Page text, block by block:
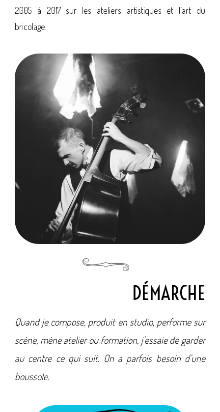
2005 à 2017 sur les ateliers artistiques et l’art du
bricolage.
DÉMARCHE
Quand je compose, produit en studio, performe sur
scène, mène atelier ou formation, j’essaie de garder
au centre ce qui suit. On a parfois besoin d’une
boussole.